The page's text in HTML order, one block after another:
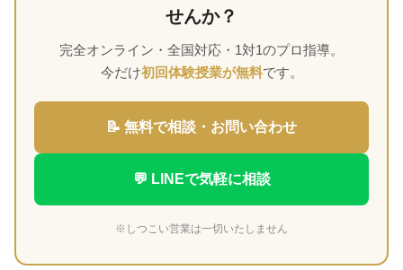
せんか？
完全オンライン・全国対応・1対1のプロ指導。
今だけ初回体験授業が無料です。
📝 無料で相談・お問い合わせ
💬 LINEで気軽に相談
※しつこい営業は一切いたしません